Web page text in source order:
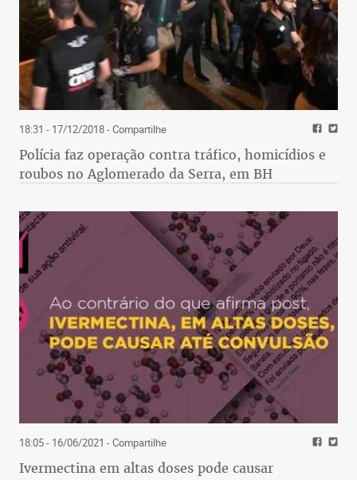
18:31 - 17/12/2018- Compartilhe
Polícia faz operação contra tráfico, homicídios e
roubos no Aglomerado da Serra, em BH
18:05 - 16/06/2021 - Compartilhe
Ivermectina em altas doses pode causar